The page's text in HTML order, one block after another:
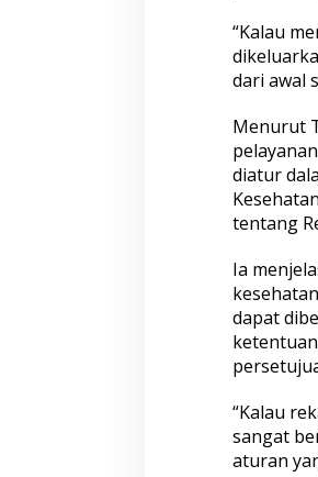
“Kalau
dari awal
Menurut
diatur
tentang
Ia
dapat
“Kalau
sangat
aturan